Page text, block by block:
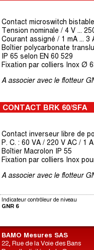
Contact microswitch
Tension nominale / 4 V ...
Courant assigné / 1 mA ... 3
Boîtier polycarbonate
IP 65 selon EN 60 529
Fixation par colliers Inox Ø
A associer avec le flotteur
CONTACT BRK 60/SFA
Contact inverseur libre de
P. C. : 60 VA / 220 V AC / 1 A
Boîtier Macrolon IP 55
Fixation par colliers Inox
A associer avec le flotteur
Indicateur contrôleur de niveau
GNR 6
BAMO Mesures SAS
22, Rue de la Voie des Bans